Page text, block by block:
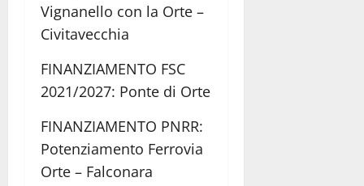
Vignanello con la Orte –
Civitavecchia
FINANZIAMENTO FSC
2021/2027: Ponte di Orte
FINANZIAMENTO PNRR:
Potenziamento Ferrovia
Orte – Falconara